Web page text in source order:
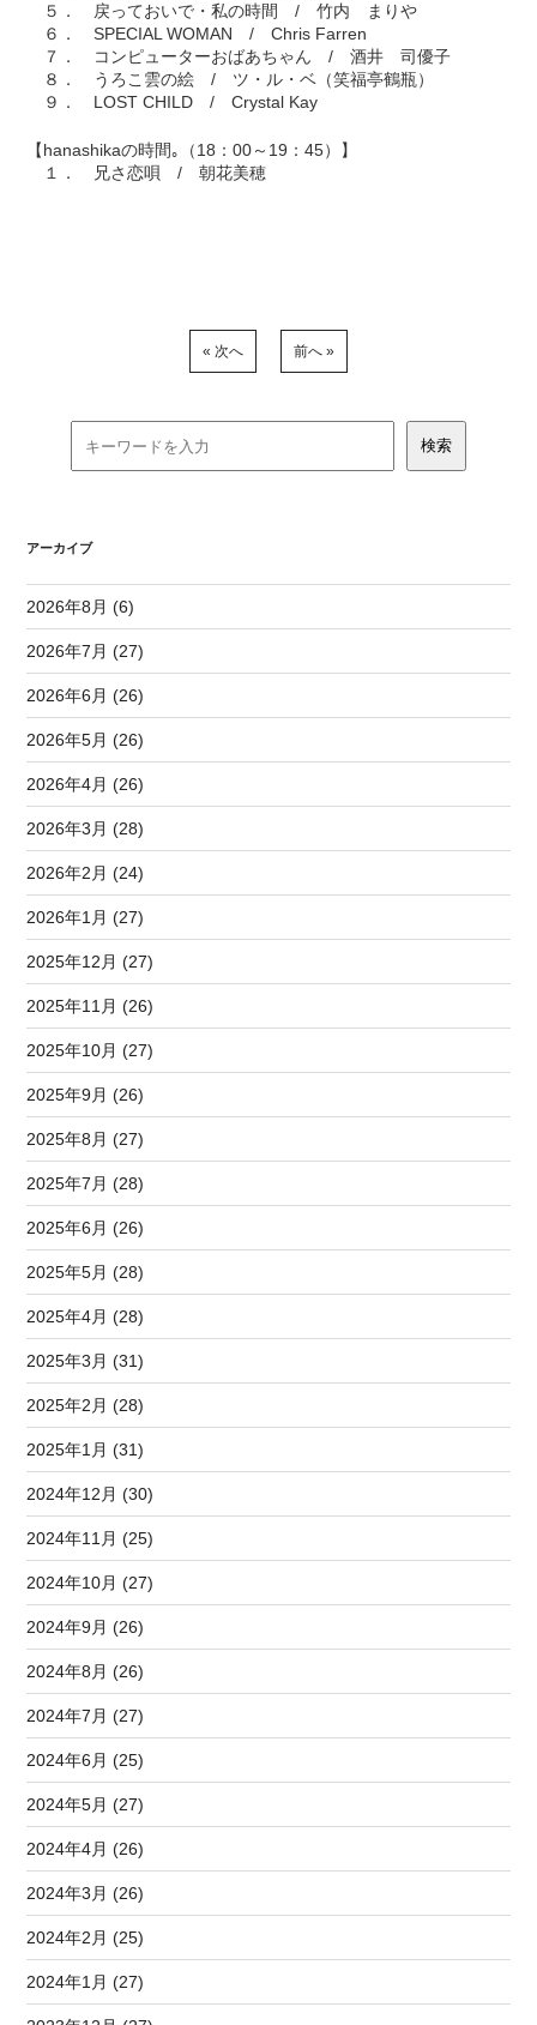
５． 戻っておいで・私の時間 / 竹内 まりや
６． SPECIAL WOMAN / Chris Farren
７． コンピューターおばあちゃん / 酒井 司優子
８． うろこ雲の絵 / ツ・ル・ベ（笑福亭鶴瓶）
９． LOST CHILD / Crystal Kay
【hanashikaの時間｡（18：00～19：45）】
１． 兄さ恋唄 / 朝花美穂
« 次へ 前へ »
アーカイブ
2026年8月 (6)
2026年7月 (27)
2026年6月 (26)
2026年5月 (26)
2026年4月 (26)
2026年3月 (28)
2026年2月 (24)
2026年1月 (27)
2025年12月 (27)
2025年11月 (26)
2025年10月 (27)
2025年9月 (26)
2025年8月 (27)
2025年7月 (28)
2025年6月 (26)
2025年5月 (28)
2025年4月 (28)
2025年3月 (31)
2025年2月 (28)
2025年1月 (31)
2024年12月 (30)
2024年11月 (25)
2024年10月 (27)
2024年9月 (26)
2024年8月 (26)
2024年7月 (27)
2024年6月 (25)
2024年5月 (27)
2024年4月 (26)
2024年3月 (26)
2024年2月 (25)
2024年1月 (27)